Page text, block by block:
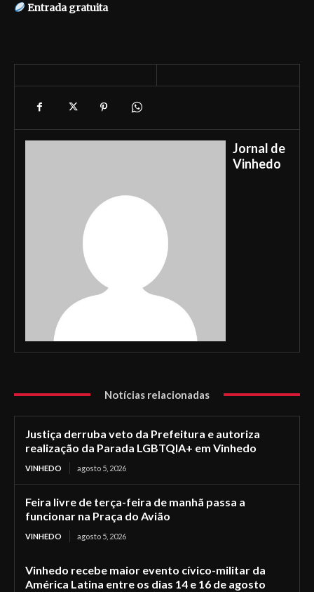
Entrada gratuita
Jornal de
Vinhedo
Notícias relacionadas
Justiça derruba veto da Prefeitura e autoriza
realização da Parada LGBTQIA+ em Vinhedo
VINHEDO agosto 5, 2026
Feira livre de terça-feira de manhã passa a
funcionar na Praça do Avião
VINHEDO agosto 5, 2026
Vinhedo recebe maior evento cívico-militar da
América Latina entre os dias 14 e 16 de agosto